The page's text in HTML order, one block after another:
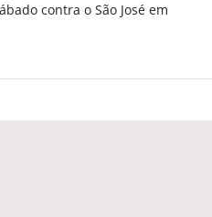
contra o São José em